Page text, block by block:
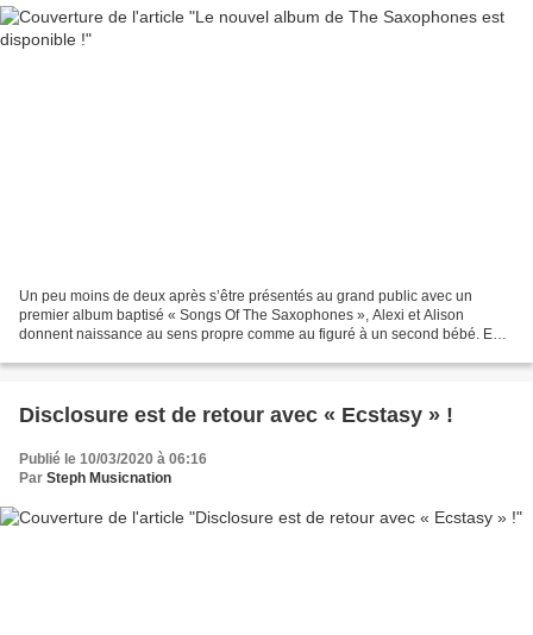
Un peu moins de deux après s’être présentés au grand public avec un
premier album baptisé « Songs Of The Saxophones », Alexi et Alison
donnent naissance au sens propre comme au figuré à un second bébé. En
Disclosure est de retour avec « Ecstasy » !
Publié le 10/03/2020 à 06:16
Par Steph Musicnation